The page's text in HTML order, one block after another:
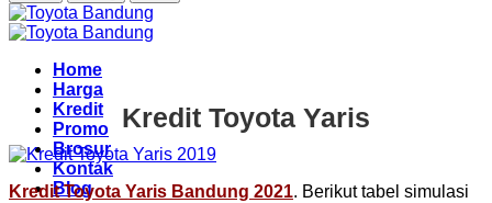
Skip
to
Home
Harga
Kredit
Promo
Brosur
Kontak
Blog
Kredit Toyota Yaris
Kredit Toyota Yaris Bandung 2021. Berikut tabel simulasi